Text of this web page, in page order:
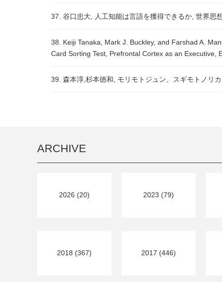
37. 谷口忠大, 人工知能は言語を獲得できるか, 世界思
38. Keiji Tanaka, Mark J. Buckley, and Farshad A.
Card Sorting Test, Prefrontal Cortex as an Executive,
39. 森本淳,杉本徳和, モリモトジュン、スギモトノリ
ARCHIVE
2026 (20) 2023 (79)
2018 (367) 2017 (446)